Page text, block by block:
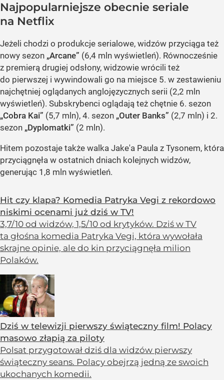
Najpopularniejsze obecnie seriale
na Netflix
Jeżeli chodzi o produkcje serialowe, widzów przyciąga też
nowy sezon „Arcane” (6,4 mln wyświetleń). Równocześnie
z premierą drugiej odsłony, widzowie wrócili też
do pierwszej i wywindowali go na miejsce 5. w zestawieniu
najchętniej oglądanych anglojęzycznych serii (2,2 mln
wyświetleń). Subskrybenci oglądają też chętnie 6. sezon
„Cobra Kai” (5,7 mln), 4. sezon „Outer Banks” (2,7 mln) i 2.
sezon „Dyplomatki” (2 mln).
Hitem pozostaje także walka Jake'a Paula z Tysonem, która
przyciągnęła w ostatnich dniach kolejnych widzów,
generując 1,8 mln wyświetleń.
Hit czy klapa? Komedia Patryka Vegi z rekordowo
niskimi ocenami już dziś w TV!
3,7/10 od widzów, 1,5/10 od krytyków. Dziś w TV
ta głośna komedia Patryka Vegi, która wywołała
skrajne opinie, ale do kin przyciągnęła milion
Polaków.
Dziś w telewizji pierwszy świąteczny film! Polacy
masowo złapią za piloty
Polsat przygotował dziś dla widzów pierwszy
świąteczny seans. Polacy obejrzą jedną ze swoich
ukochanych komedii.